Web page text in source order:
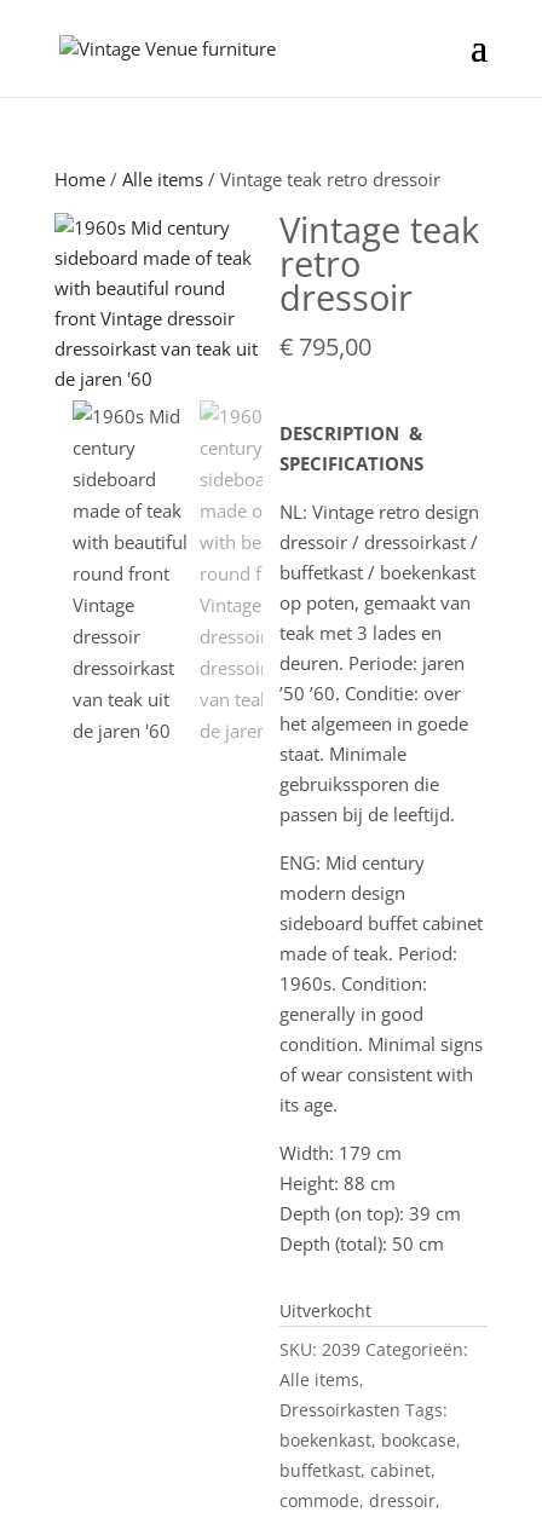
Home/ Alle items/ Vintage teak retro dressoir
Vintage teak
retro
dressoir
€ 795,00
DESCRIPTION &
SPECIFICATIONS
NL: Vintage retro design
dressoir / dressoirkast /
buffetkast / boekenkast
op poten, gemaakt van
teak met 3 lades en
deuren. Periode: jaren
’50 ’60. Conditie: over
het algemeen in goede
staat. Minimale
gebruikssporen die
passen bij de leeftijd.
ENG: Mid century
modern design
sideboard buffet cabinet
made of teak. Period:
1960s. Condition:
generally in good
condition. Minimal signs
of wear consistent with
its age.
Width: 179 cm
Height: 88 cm
Depth (on top): 39 cm
Depth (total): 50 cm
Uitverkocht
SKU:2039 Categorieën:
Alle items,
Dressoirkasten Tags:
boekenkast, bookcase,
buffetkast,cabinet,
commode,dressoir,